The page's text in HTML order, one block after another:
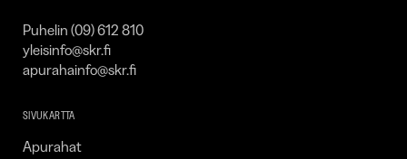
Puhelin (09) 612 810
yleisinfo@skr.fi
apurahainfo@skr.fi
SIVUKARTTA
Apurahat